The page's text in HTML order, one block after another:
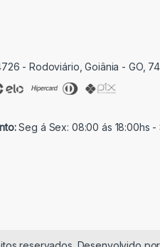
- Rodoviário, Goiânia - GO,
Seg á Sex: 08:00 ás 18:00hs -